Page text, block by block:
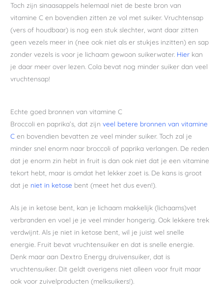
Toch zijn sinaasappels helemaal niet de beste bron van
vitamine C en bovendien zitten ze vol met suiker. Vruchtensap
(vers of houdbaar) is nog een stuk slechter, want daar zitten
geen vezels meer in (nee ook niet als er stukjes inzitten) en sap
zonder vezels is voor je lichaam gewoon suikerwater. Hier kan
je daar meer over lezen. Cola bevat nog minder suiker dan veel
vruchtensap!
Echte goed bronnen van vitamine C
Broccoli en paprika’s, dat zijnveel betere bronnen van vitamine
C en bovendien bevatten ze veel minder suiker. Toch zal je
minder snel enorm naar broccoli of paprika verlangen. De reden
dat je enorm zin hebt in fruit is dan ook niet dat je een vitamine
tekort hebt, maar is omdat het lekker zoet is. De kans is groot
dat je niet in ketose bent (meet het dus even!).
Als je in ketose bent, kan je lichaam makkelijk (lichaams)vet
verbranden en voel je je veel minder hongerig. Ook lekkere trek
verdwijnt. Als je niet in ketose bent, wil je juist wel snelle
energie. Fruit bevat vruchtensuiker en dat is snelle energie.
Denk maar aan Dextro Energy druivensuiker, dat is
vruchtensuiker. Dit geldt overigens niet alleen voor fruit maar
ook voor zuivelproducten (melksuikers!).